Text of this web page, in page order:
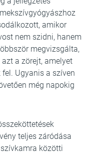
amikor
nem szidni, hanem
megvizsgálta,
a zörejt, amelyet
Ugyanis a szíven
még napokig
teljes záródása
közötti